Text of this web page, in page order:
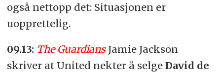
også nettopp det: Situasjonen er
uopprettelig.
09.13: The Guardians Jamie Jackson
skriver at United nekter å selge David de